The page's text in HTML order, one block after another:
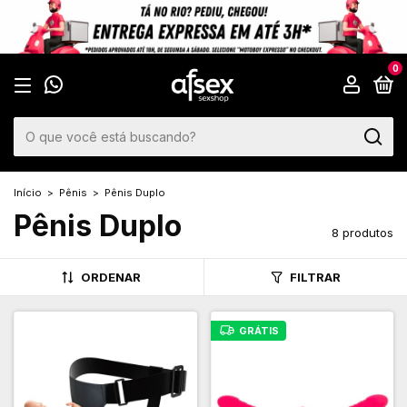
0
Início > Pênis > Pênis Duplo
Pênis Duplo 8 produtos
ORDENAR FILTRAR
GRÁTIS
🛒 NOVO PEDIDO
Clientes estão comprando produtos agora.